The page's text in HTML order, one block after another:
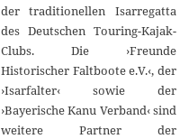
der traditionellen Isarregatta
des Deutschen Touring-Kajak-
Clubs. Die ›Freunde
Historischer Faltboote e.V.‹, der
›Isarfalter‹ sowie der
›Bayerische Kanu Verband‹ sind
weitere Partner der